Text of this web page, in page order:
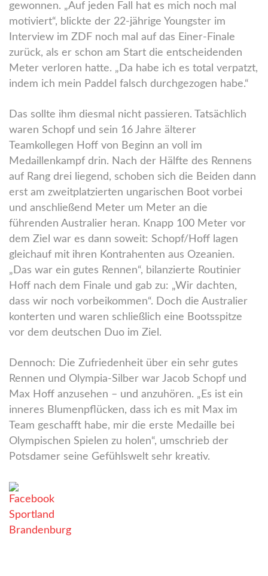
gewonnen. „Auf jeden Fall hat es mich noch mal
motiviert“, blickte der 22-jährige Youngster im
Interview im ZDF noch mal auf das Einer-Finale
zurück, als er schon am Start die entscheidenden
Meter verloren hatte. „Da habe ich es total verpatzt,
indem ich mein Paddel falsch durchgezogen habe.“
Das sollte ihm diesmal nicht passieren. Tatsächlich
waren Schopf und sein 16 Jahre älterer
Teamkollegen Hoff von Beginn an voll im
Medaillenkampf drin. Nach der Hälfte des Rennens
auf Rang drei liegend, schoben sich die Beiden dann
erst am zweitplatzierten ungarischen Boot vorbei
und anschließend Meter um Meter an die
führenden Australier heran. Knapp 100 Meter vor
dem Ziel war es dann soweit: Schopf/Hoff lagen
gleichauf mit ihren Kontrahenten aus Ozeanien.
„Das war ein gutes Rennen“, bilanzierte Routinier
Hoff nach dem Finale und gab zu: „Wir dachten,
dass wir noch vorbeikommen“. Doch die Australier
konterten und waren schließlich eine Bootsspitze
vor dem deutschen Duo im Ziel.
Dennoch: Die Zufriedenheit über ein sehr gutes
Rennen und Olympia-Silber war Jacob Schopf und
Max Hoff anzusehen – und anzuhören. „Es ist ein
inneres Blumenpflücken, dass ich es mit Max im
Team geschafft habe, mir die erste Medaille bei
Olympischen Spielen zu holen“, umschrieb der
Potsdamer seine Gefühlswelt sehr kreativ.